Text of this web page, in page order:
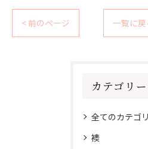
< 前のページ 一覧に戻
カテゴリー
全てのカテゴ
襖